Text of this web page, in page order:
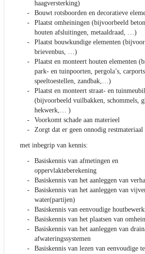
haagversterking)
Bouwt rotsboorden en decoratieve
Plaatst omheiningen (bijvoorbeeld
houten afsluitingen, metaaldraad, …)
Plaatst bouwkundige elementen
brievenbus, …)
Plaatst en monteert houten elementen
park- en tuinpoorten, pergola’s,
speeltoestellen, zandbak,…)
Plaatst en monteert straat- en
(bijvoorbeeld vuilbakken, schommels,
hekwerk,… )
Voorkomt schade aan materieel
Zorgt dat er geen onnodig restmateriaal
met inbegrip van kennis:
Basiskennis van afmetingen en
oppervlakteberekening
Basiskennis van het aanleggen van
Basiskennis van het aanleggen van
water(partijen)
Basiskennis van eenvoudige
Basiskennis van het plaatsen van
Basiskennis van het aanleggen van
afwateringssystemen
Basiskennis van lezen van eenvoudige